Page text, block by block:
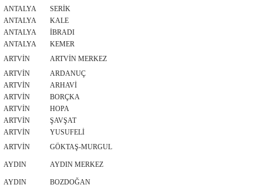
ANTALYA
SERİK
ANTALYA
KALE
ANTALYA
İBRADI
ANTALYA
KEMER
ARTVİN
ARTVİN MERKEZ
ARTVİN
ARDANUÇ
ARTVİN
ARHAVİ
ARTVİN
BORÇKA
ARTVİN
HOPA
ARTVİN
ŞAVŞAT
ARTVİN
YUSUFELİ
ARTVİN
GÖKTAŞ-MURGUL
AYDIN AYDIN MERKEZ
AYDIN
BOZDOĞAN